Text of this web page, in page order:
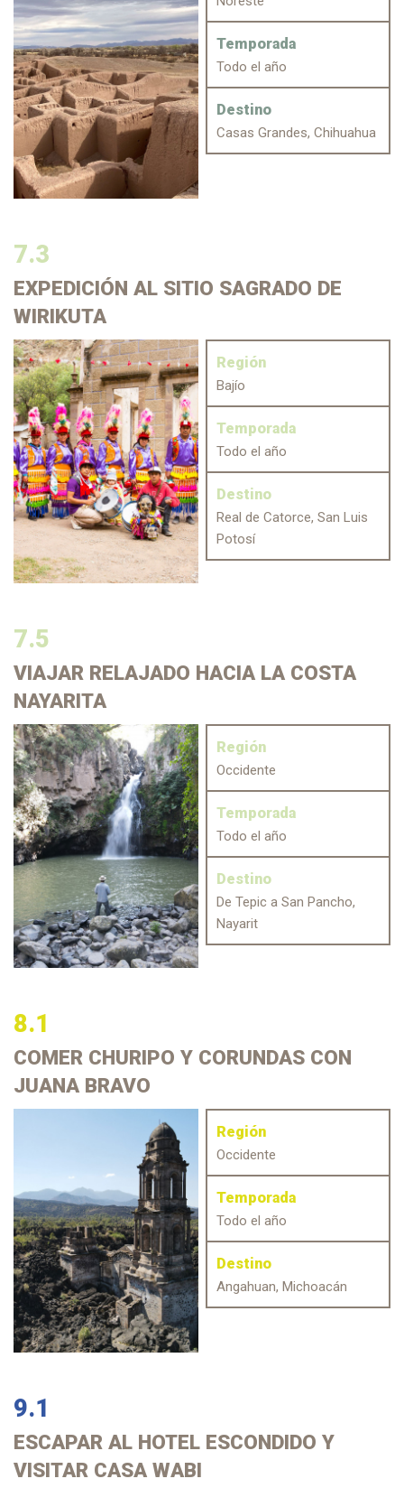
Temporada
Todo el año
Destino
Casas Grandes, Chihuahua
7.3
EXPEDICIÓN AL SITIO SAGRADO DE
WIRIKUTA
Región
Bajío
Temporada
Todo el año
Destino
Real de Catorce, San Luis
Potosí
7.5
VIAJAR RELAJADO HACIA LA COSTA
NAYARITA
Región
Occidente
Temporada
Todo el año
Destino
De Tepic a San Pancho,
Nayarit
8.1
COMER CHURIPO Y CORUNDAS CON
JUANA BRAVO
Región
Occidente
Temporada
Todo el año
Destino
Angahuan, Michoacán
9.1
ESCAPAR AL HOTEL ESCONDIDO Y
VISITAR CASA WABI